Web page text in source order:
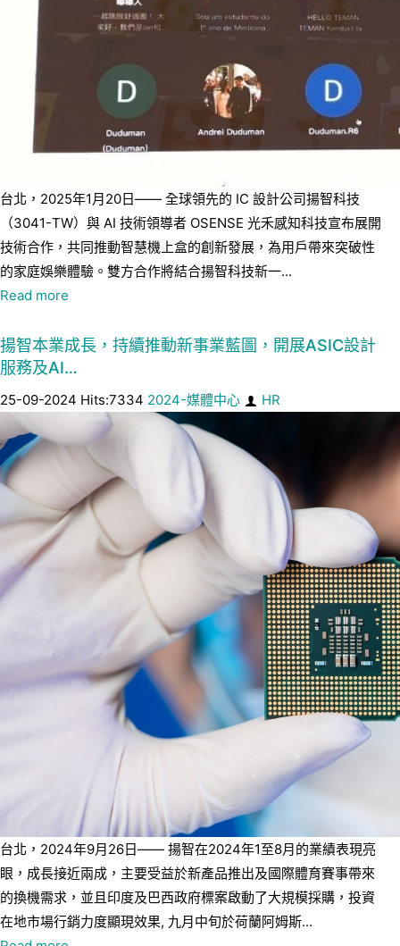
台北，2025年1月20日—— 全球領先的 IC 設計公司揚智科技
（3041-TW）與 AI 技術領導者 OSENSE 光禾感知科技宣布展開
技術合作，共同推動智慧機上盒的創新發展，為用戶帶來突破性
的家庭娛樂體驗。雙方合作將結合揚智科技新一...
Read more
揚智本業成長，持續推動新事業藍圖，開展ASIC設計
服務及AI…
25-09-2024 Hits:7334 2024-媒體中心 HR
台北，2024年9月26日—— 揚智在2024年1至8月的業績表現亮
眼，成長接近兩成，主要受益於新產品推出及國際體育賽事帶來
的換機需求，並且印度及巴西政府標案啟動了大規模採購，投資
在地市場行銷力度顯現效果, 九月中旬於荷蘭阿姆斯...